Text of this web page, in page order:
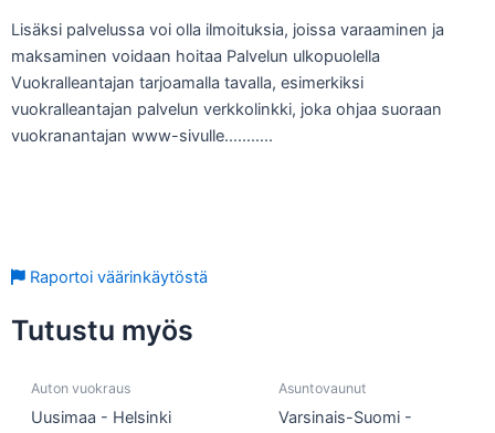
Lisäksi palvelussa voi olla ilmoituksia, joissa varaaminen ja
maksaminen voidaan hoitaa Palvelun ulkopuolella
Vuokralleantajan tarjoamalla tavalla, esimerkiksi
vuokralleantajan palvelun verkkolinkki, joka ohjaa suoraan
vuokranantajan www-sivulle………..
Raportoi väärinkäytöstä
Tutustu myös
Auton vuokraus
Uusimaa - Helsinki
Asuntovaunut
Varsinais-Suomi -